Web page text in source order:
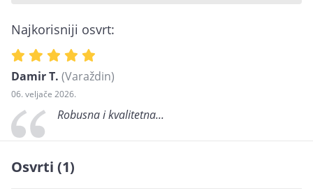
Najkorisniji osvrt:
Damir T. (Varaždin)
06. veljače 2026.
Robusna i kvalitetna...
Osvrti (1)